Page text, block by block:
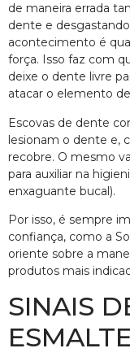
de maneira errada
dente e
acontecimento é
força. Isso faz com
deixe o dente livre
atacar o elemento
Escovas de dente
lesionam o dente e,
recobre. O mesmo
para auxiliar na
enxaguante bucal).
Por isso, é sempre
confiança, como a
oriente sobre a
produtos mais
SINAIS